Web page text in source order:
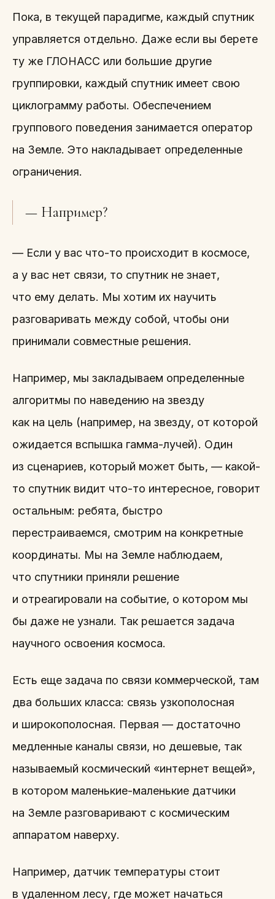
Пока, в текущей парадигме, каждый спутник
управляется отдельно. Даже если вы берете
ту же ГЛОНАСС или большие другие
группировки, каждый спутник имеет свою
циклограмму работы. Обеспечением
группового поведения занимается оператор
на Земле. Это накладывает определенные
ограничения.
— Например?
— Если у вас что-то происходит в космосе,
а у вас нет связи, то спутник не знает,
что ему делать. Мы хотим их научить
разговаривать между собой, чтобы они
принимали совместные решения.
Например, мы закладываем определенные
алгоритмы по наведению на звезду
как на цель (например, на звезду, от которой
ожидается вспышка гамма-лучей). Один
из сценариев, который может быть, — какой-
то спутник видит что-то интересное, говорит
остальным: ребята, быстро
перестраиваемся, смотрим на конкретные
координаты. Мы на Земле наблюдаем,
что спутники приняли решение
и отреагировали на событие, о котором мы
бы даже не узнали. Так решается задача
научного освоения космоса.
Есть еще задача по связи коммерческой, там
два больших класса: связь узкополосная
и широкополосная. Первая — достаточно
медленные каналы связи, но дешевые, так
называемый космический «интернет вещей»,
в котором маленькие-маленькие датчики
на Земле разговаривают с космическим
аппаратом наверху.
Например, датчик температуры стоит
в удаленном лесу, где может начаться